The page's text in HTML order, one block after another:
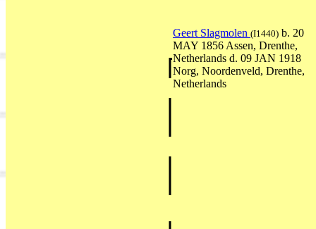
Geert Slagmolen (I1440) b. 20
MAY 1856 Assen, Drenthe,
Netherlands d. 09 JAN 1918
Norg, Noordenveld, Drenthe,
Netherlands